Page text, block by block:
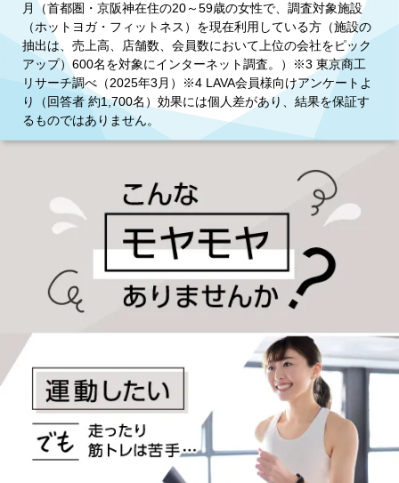
月（首都圏・京阪神在住の20～59歳の女性で、調査対象施設
（ホットヨガ・フィットネス）を現在利用している方（施設の
抽出は、売上高、店舗数、会員数において上位の会社をピック
アップ）600名を対象にインターネット調査。）※3 東京商工
リサーチ調べ（2025年3月）※4 LAVA会員様向けアンケートよ
り（回答者 約1,700名）効果には個人差があり、結果を保証す
るものではありません。